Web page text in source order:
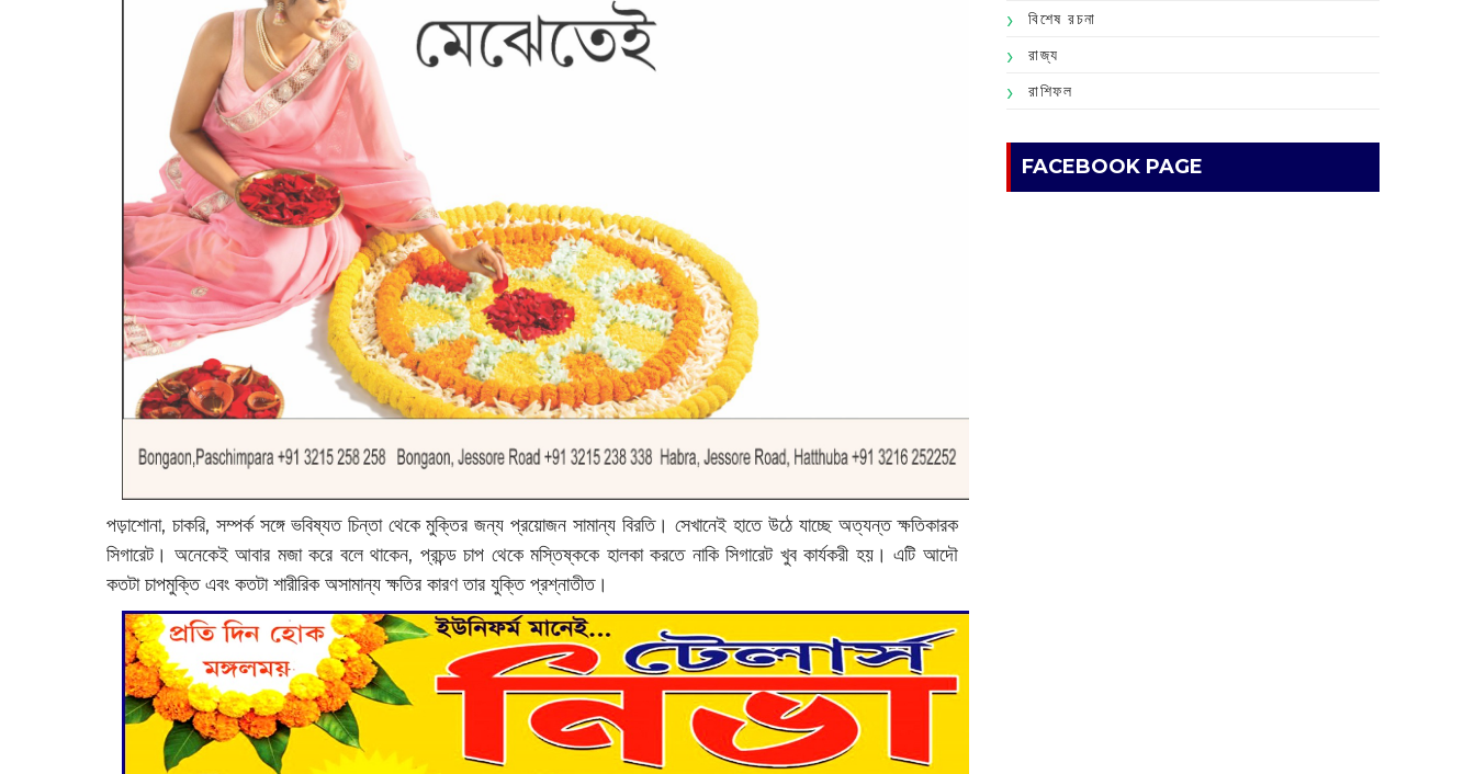
পড়াশোনা, চাকরি, সম্পর্ক সঙ্গে ভবিষ্যত চিন্তা থেকে মুক্তির জন্য প্রয়োজন সামান্য বিরতি। সেখানেই হাতে উঠে যাচ্ছে অত্যন্ত ক্ষতিকারক
সিগারেট। অনেকেই আবার মজা করে বলে থাকেন, প্রচন্ড চাপ থেকে মস্তিষ্ককে হালকা করতে নাকি সিগারেট খুব কার্যকরী হয়। এটি আদৌ
কতটা চাপমুক্তি এবং কতটা শারীরিক অসামান্য ক্ষতির কারণ তার যুক্তি প্রশ্নাতীত।
বিশেষ রচনা
রাজ্য
রাশিফল
FACEBOOK PAGE